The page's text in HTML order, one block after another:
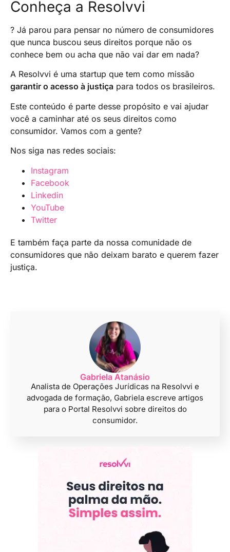
Conheça a Resolvvi
? Já parou para pensar no número de consumidores
que nunca buscou seus direitos porque não os
conhece bem ou acha que não vai dar em nada?
A Resolvvi é uma startup que tem como missão
garantir o acesso à justiça para todos os brasileiros.
Este conteúdo é parte desse propósito e vai ajudar
você a caminhar até os seus direitos como
consumidor. Vamos com a gente?
Nos siga nas redes sociais:
Instagram
Facebook
Linkedin
YouTube
Twitter
E também faça parte da nossa comunidade de
consumidores que não deixam barato e querem fazer
justiça.
Gabriela Atanásio
Analista de Operações Jurídicas na Resolvvi e
advogada de formação, Gabriela escreve artigos
para o Portal Resolvvi sobre direitos do
consumidor.